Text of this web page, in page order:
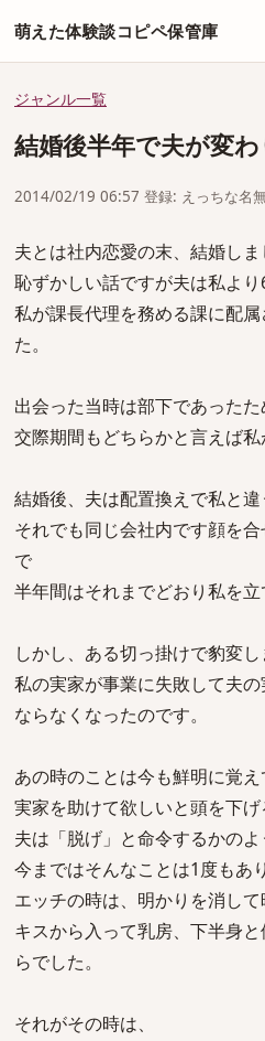
萌えた体験談コピペ保管庫
ジャンル一覧
結婚後半年で夫が変
2014/02/19 06:57 登録: えっちな名
夫とは社内恋愛の末、結婚しま
恥ずかしい話ですが夫は私より
私が課長代理を務める課に配
た。
出会った当時は部下であったた
交際期間もどちらかと言えば私
結婚後、夫は配置換えで私と違
それでも同じ会社内です顔を
で
半年間はそれまでどおり私を立
しかし、ある切っ掛けで豹変し
私の実家が事業に失敗して夫
ならなくなったのです。
あの時のことは今も鮮明に覚え
実家を助けて欲しいと頭を下げ
夫は「脱げ」と命令するかのよ
今まではそんなことは1度もあ
エッチの時は、明かりを消し
キスから入って乳房、下半身
らでした。
それがその時は、